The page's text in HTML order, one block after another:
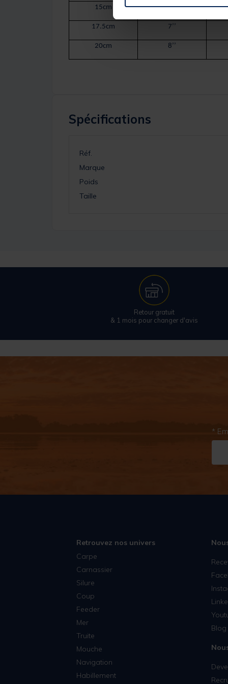
15cm 6’’
17.5cm 7’’
20cm 8’’
Spécifications
Réf.
Marque
Poids
Taille
Retour gratuit
& 1 mois pour changer d'avis
*
Retrouvez nos univers
Carpe
Carnassier
Silure
Coup
Feeder
Mer
Truite
Mouche
Navigation
Habillement